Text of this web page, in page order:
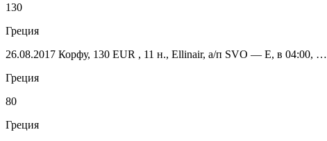
130
Греция
26.08.2017 Корфу, 130 EUR , 11 н., Ellinair, а/п SVO — E, в 04:00, …
Греция
80
Греция